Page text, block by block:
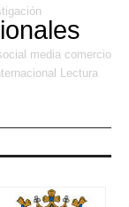
media comercio
Lectura